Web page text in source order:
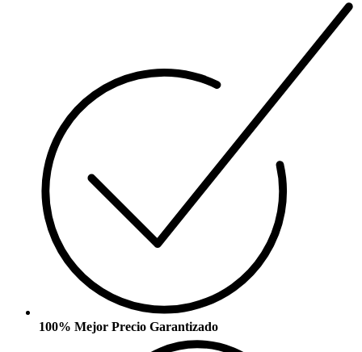
100% Mejor Precio Garantizado